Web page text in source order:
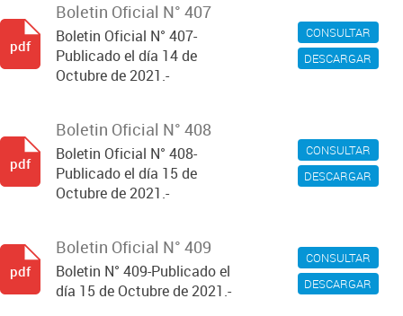
CONSULTAR
DESCARGAR
Boletin Oficial N° 407
Boletin Oficial N° 407-
Publicado el día 14 de
Octubre de 2021.-
pdf
CONSULTAR
DESCARGAR
Boletin Oficial N° 408
Boletin Oficial N° 408-
Publicado el día 15 de
Octubre de 2021.-
pdf
CONSULTAR
DESCARGAR
Boletin Oficial N° 409
Boletin N° 409-Publicado el
día 15 de Octubre de 2021.-
pdf